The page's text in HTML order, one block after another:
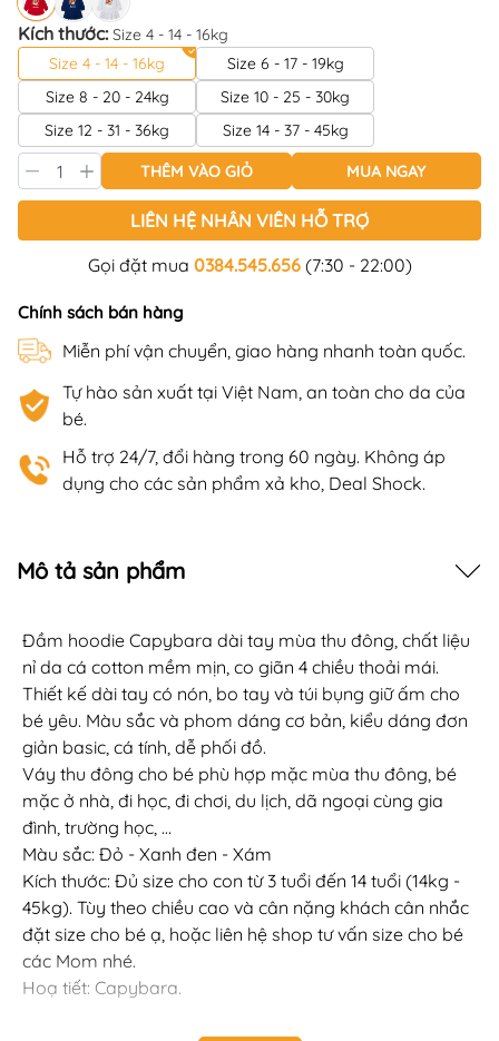
Kích thước:Size 4 - 14 - 16kg
Size 4 - 14 - 16kg
Size 6 - 17 - 19kg
Size 8 - 20 - 24kg
Size 10 - 25 - 30kg
Size 12 - 31 - 36kg
Size 14 - 37 - 45kg
THÊM VÀO GIỎ MUA NGAY
LIÊN HỆ NHÂN VIÊN HỖ TRỢ
Gọi đặt mua 0384.545.656(7:30 - 22:00)
Chính sách bán hàng
Miễn phí vận chuyển, giao hàng nhanh toàn quốc.
Tự hào sản xuất tại Việt Nam, an toàn cho da của
bé.
Hỗ trợ 24/7, đổi hàng trong 60 ngày. Không áp
dụng cho các sản phẩm xả kho, Deal Shock.
Mô tả sản phẩm
Đầm hoodie Capybara dài tay mùa thu đông, chất liệu
nỉ da cá cotton mềm mịn, co giãn 4 chiều thoải mái.
Thiết kế dài tay có nón, bo tay và túi bụng giữ ấm cho
bé yêu. Màu sắc và phom dáng cơ bản, kiểu dáng đơn
giản basic, cá tính, dễ phối đồ.
Váy thu đông cho bé phù hợp mặc mùa thu đông, bé
mặc ở nhà, đi học, đi chơi, du lịch, dã ngoại cùng gia
đình, trường học, …
Màu sắc: Đỏ - Xanh đen - Xám
Kích thước: Đủ size cho con từ 3 tuổi đến 14 tuổi (14kg -
45kg). Tùy theo chiều cao và cân nặng khách cân nhắc
đặt size cho bé ạ, hoặc liên hệ shop tư vấn size cho bé
các Mom nhé.
Hoạ tiết: Capybara.